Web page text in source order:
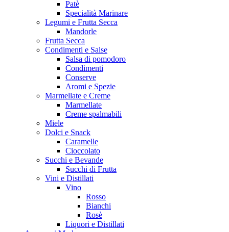
Patè
Specialità Marinare
Legumi e Frutta Secca
Mandorle
Frutta Secca
Condimenti e Salse
Salsa di pomodoro
Condimenti
Conserve
Aromi e Spezie
Marmellate e Creme
Marmellate
Creme spalmabili
Miele
Dolci e Snack
Caramelle
Cioccolato
Succhi e Bevande
Succhi di Frutta
Vini e Distillati
Vino
Rosso
Bianchi
Rosè
Liquori e Distillati